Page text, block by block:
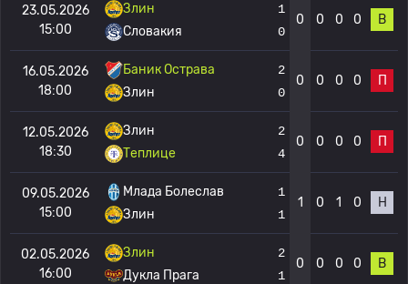
23.05.2026
15:00
Злин
Словакия
1
0
0 0 0 0 В
16.05.2026
18:00
Баник Острава
Злин
2
0
0 0 0 0 П
12.05.2026
18:30
Злин
Теплице
2
4
0 0 0 0 П
09.05.2026
15:00
Млада Болеслав
Злин
1
1
1 0 1 0 Н
02.05.2026
16:00
Злин
Дукла Прага
2
1
0 0 0 0 В